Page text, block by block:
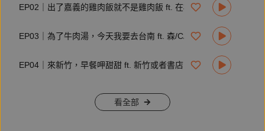
鏡好聽全新改版上線！想聽愛聽就在鏡好聽，訂閱《鏡好聽》
| 追蹤《鏡好聽》Facebook：
EP02｜出了嘉義的雞肉飯就不是雞肉飯 ft. 在欉紅主廚 楊豐旭
EP03｜為了牛肉湯，今天我要去台南 ft. 森/CASA 毛鈺婷
EP04｜來新竹，早餐呷甜甜 ft. 新竹或者書店 王詩鈺
看全部